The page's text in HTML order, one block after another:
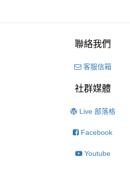
聯絡我們
客服信箱
社群媒體
Live 部落格
Facebook
Youtube